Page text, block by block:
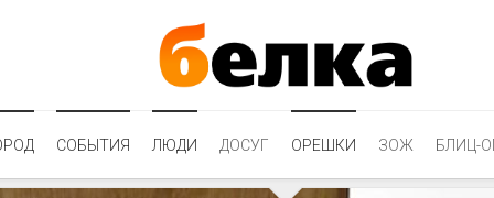
СОБЫТИЯ ЛЮДИ ДОСУГ ОРЕШКИ ЗОЖ БЛИЦ-